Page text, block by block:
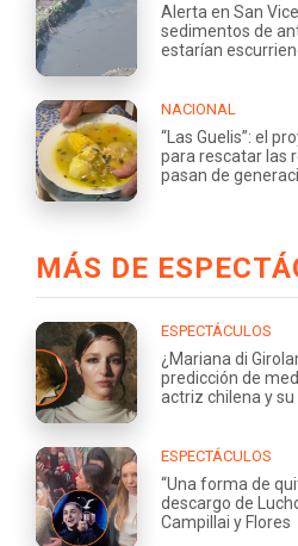
Alerta en San
sedimentos de
estarían
NACIONAL
“Las Guelis”: el
para rescatar las
pasan de
MÁS DE
ESPECTÁCULOS
¿Mariana di
predicción de
actriz chilena y su
ESPECTÁCULOS
“Una forma de
descargo de
Campillai y Flores